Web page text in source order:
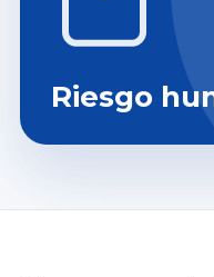
Riesgo